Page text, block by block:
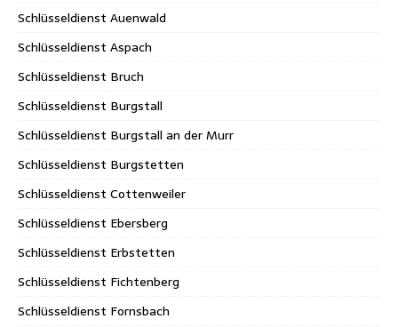
Schlüsseldienst Auenwald
Schlüsseldienst Aspach
Schlüsseldienst Bruch
Schlüsseldienst Burgstall
Schlüsseldienst Burgstall an der Murr
Schlüsseldienst Burgstetten
Schlüsseldienst Cottenweiler
Schlüsseldienst Ebersberg
Schlüsseldienst Erbstetten
Schlüsseldienst Fichtenberg
Schlüsseldienst Fornsbach